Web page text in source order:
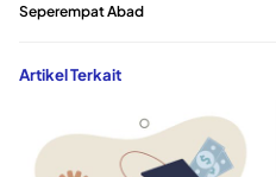
Seperempat Abad
Artikel Terkait